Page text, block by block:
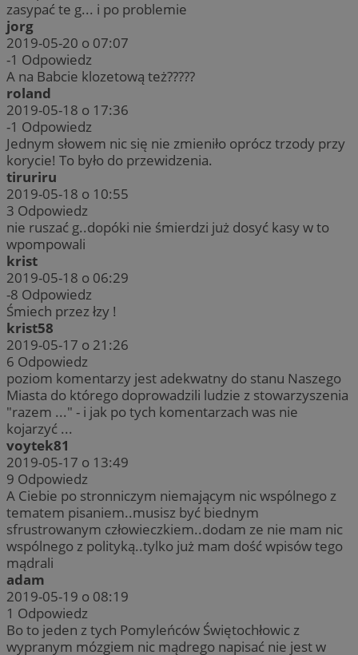
zasypać te g... i po problemie
jorg
2019-05-20 o 07:07
-1 Odpowiedz
A na Babcie klozetową też?????
roland
2019-05-18 o 17:36
-1 Odpowiedz
Jednym słowem nic się nie zmieniło oprócz trzody przy
korycie! To było do przewidzenia.
tiruriru
2019-05-18 o 10:55
3 Odpowiedz
nie ruszać g..dopóki nie śmierdzi już dosyć kasy w to
wpompowali
krist
2019-05-18 o 06:29
-8 Odpowiedz
Śmiech przez łzy !
krist58
2019-05-17 o 21:26
6 Odpowiedz
poziom komentarzy jest adekwatny do stanu Naszego
Miasta do którego doprowadzili ludzie z stowarzyszenia
"razem ..." - i jak po tych komentarzach was nie
kojarzyć ...
voytek81
2019-05-17 o 13:49
9 Odpowiedz
A Ciebie po stronniczym niemającym nic wspólnego z
tematem pisaniem..musisz być biednym
sfrustrowanym człowieczkiem..dodam ze nie mam nic
wspólnego z polityką..tylko już mam dość wpisów tego
mądrali
adam
2019-05-19 o 08:19
1 Odpowiedz
Bo to jeden z tych Pomyleńców Świętochłowic z
wypranym mózgiem nic mądrego napisać nie jest w